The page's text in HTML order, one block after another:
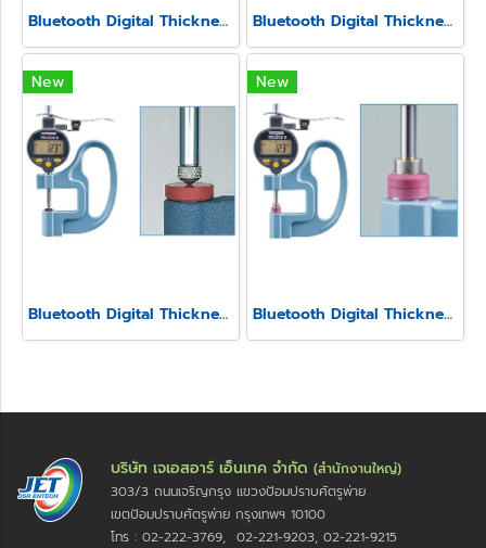
Bluetooth Digital Thickness Gauge Model SSS-540-3A Bluetooth Digital Thickness Gauge Model SSS-540-LW
New
Bluetooth Digital Thickness Gauge Model SSS-540-LS
New
Bluetooth Digital Thickness Gauge Model SSS-540
บริษัท เจเอสอาร์ เอ็นเทค จำกัด (สำนักงานใหญ่)
303/3 ถนนเจริญกรุง แขวงป้อมปราบศัตรูพ่าย
เขตป้อมปราบศัตรูพ่าย กรุงเทพฯ 10100
โทร : 02-222-3769, 02-221-9203, 02-221-9215